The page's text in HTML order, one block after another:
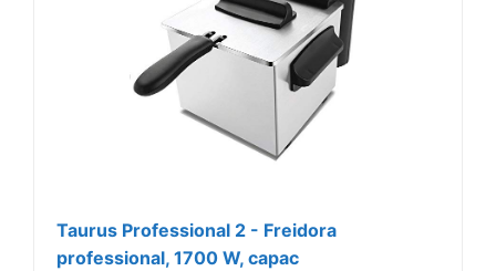
Taurus Professional 2 - Freidora
professional, 1700 W, capac